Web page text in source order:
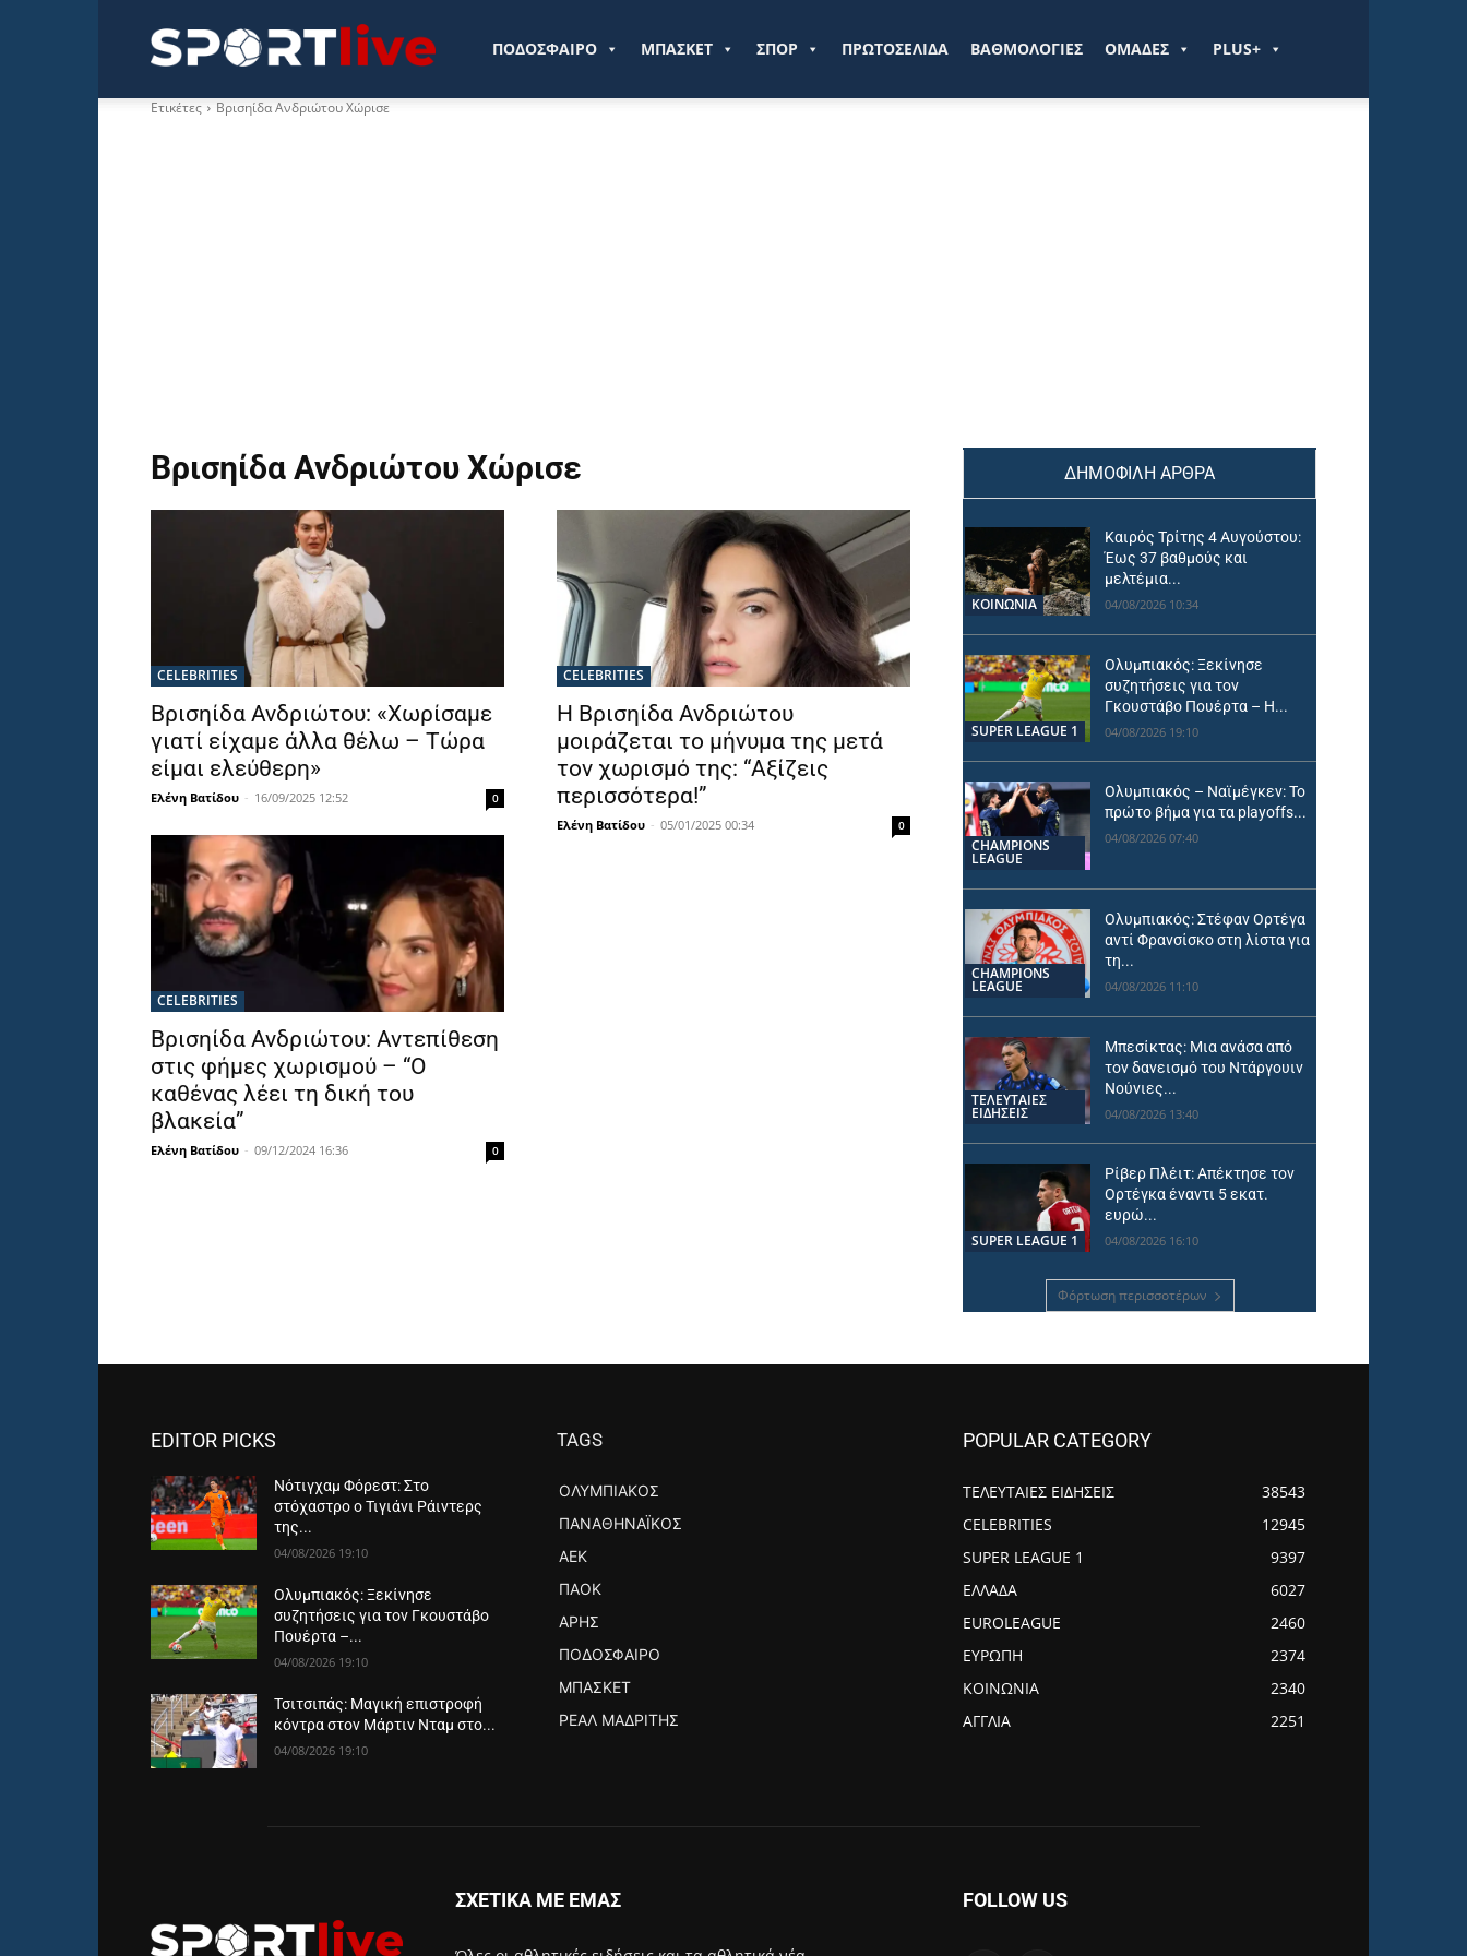
Sportlive.grΠΟΔΟΣΦΑΙΡΟ ΜΠΑΣΚΕΤ ΣΠΟΡ ΠΡΩΤΟΣΕΛΙΔΑ ΒΑΘΜΟΛΟΓΙΕΣ ΟΜΑΔΕΣ PLUS+
Ετικέτες Βρισηίδα Ανδριώτου Χώρισε
Βρισηίδα Ανδριώτου Χώρισε
CELEBRITIES
Βρισηίδα Ανδριώτου: «Χωρίσαμε
γιατί είχαμε άλλα θέλω – Τώρα
είμαι ελεύθερη»
Ελένη Βατίδου - 16/09/2025 12:52 0
CELEBRITIES
Η Βρισηίδα Ανδριώτου
μοιράζεται το μήνυμα της μετά
τον χωρισμό της: “Αξίζεις
περισσότερα!”
Ελένη Βατίδου - 05/01/2025 00:34 0
CELEBRITIES
Βρισηίδα Ανδριώτου: Αντεπίθεση
στις φήμες χωρισμού – “Ο
καθένας λέει τη δική του
βλακεία”
Ελένη Βατίδου - 09/12/2024 16:36 0
ΔΗΜΟΦΙΛΗ ΑΡΘΡΑ
ΚΟΙΝΩΝΙΑ
Καιρός Τρίτης 4 Αυγούστου:
Έως 37 βαθμούς και
μελτέμια...
04/08/2026 10:34
SUPER LEAGUE 1
Ολυμπιακός: Ξεκίνησε
συζητήσεις για τον
Γκουστάβο Πουέρτα – Η...
04/08/2026 19:10
CHAMPIONS
LEAGUE
Ολυμπιακός – Ναϊμέγκεν: Το
πρώτο βήμα για τα playoffs...
04/08/2026 07:40
CHAMPIONS
LEAGUE
Ολυμπιακός: Στέφαν Ορτέγα
αντί Φρανσίσκο στη λίστα για
τη...
04/08/2026 11:10
ΤΕΛΕΥΤΑΙΕΣ
ΕΙΔΗΣΕΙΣ
Μπεσίκτας: Μια ανάσα από
τον δανεισμό του Ντάργουιν
Νούνιες...
04/08/2026 13:40
SUPER LEAGUE 1
Ρίβερ Πλέιτ: Απέκτησε τον
Ορτέγκα έναντι 5 εκατ.
ευρώ...
04/08/2026 16:10
Φόρτωση περισσοτέρων
EDITOR PICKS
Νότιγχαμ Φόρεστ: Στο
στόχαστρο ο Τιγιάνι Ράιντερς
της...
04/08/2026 19:10
Ολυμπιακός: Ξεκίνησε
συζητήσεις για τον Γκουστάβο
Πουέρτα –...
04/08/2026 19:10
Τσιτσιπάς: Μαγική επιστροφή
κόντρα στον Μάρτιν Νταμ στο...
04/08/2026 19:10
TAGS
ΟΛΥΜΠΙΑΚΌΣ
ΠΑΝΑΘΗΝΑΪΚΌΣ
ΑΕΚ
ΠΑΟΚ
ΆΡΗΣ
ΠΟΔΌΣΦΑΙΡΟ
ΜΠΆΣΚΕΤ
ΡΕΆΛ ΜΑΔΡΊΤΗΣ
POPULAR CATEGORY
ΤΕΛΕΥΤΑΙΕΣ ΕΙΔΗΣΕΙΣ
38543
CELEBRITIES
12945
SUPER LEAGUE 1
9397
ΕΛΛΑΔΑ
6027
EUROLEAGUE
2460
ΕΥΡΩΠΗ
2374
ΚΟΙΝΩΝΙΑ
2340
ΑΓΓΛΙΑ
2251
ΣΧΕΤΙΚΑ ΜΕ ΕΜΑΣ FOLLOW US